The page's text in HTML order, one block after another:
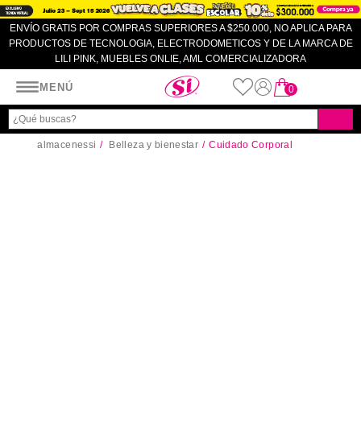
ENVÍO GRATIS POR COMPRAS SUPERIORES A $250.000, NO APLICA PARA
PRODUCTOS DE TECNOLOGIA, ELECTRODOMETICOS Y DE LA MARCA DE
LILI PINK, MUEBLES ONLIE, AML COMERCIALIZADORA
MENÚ
Almacenes SI
0
almacenessi Belleza y bienestar Cuidado Corporal